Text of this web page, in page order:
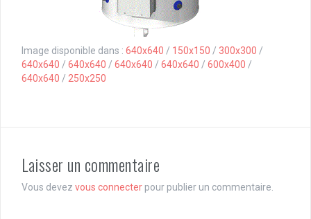
Image disponible dans : 640x640 / 150x150 / 300x300 /
640x640 / 640x640 / 640x640 / 640x640 / 600x400 /
640x640 / 250x250
Laisser un commentaire
Vous devez vous connecter pour publier un commentaire.